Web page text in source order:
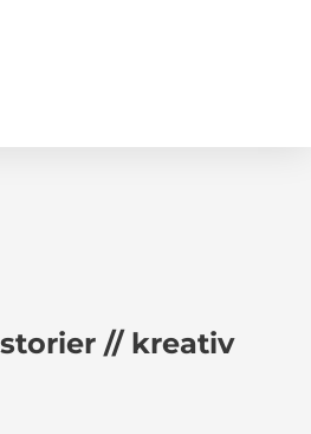
// kreativ